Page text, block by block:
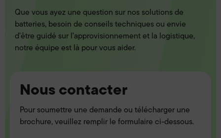
Que vous ayez une question sur nos solutions de
batteries, besoin de conseils techniques ou envie
d'être guidé sur l'approvisionnement et la logistique,
notre équipe est là pour vous aider.
Nous contacter
Pour soumettre une demande ou télécharger une
brochure, veuillez remplir le formulaire ci-dessous.